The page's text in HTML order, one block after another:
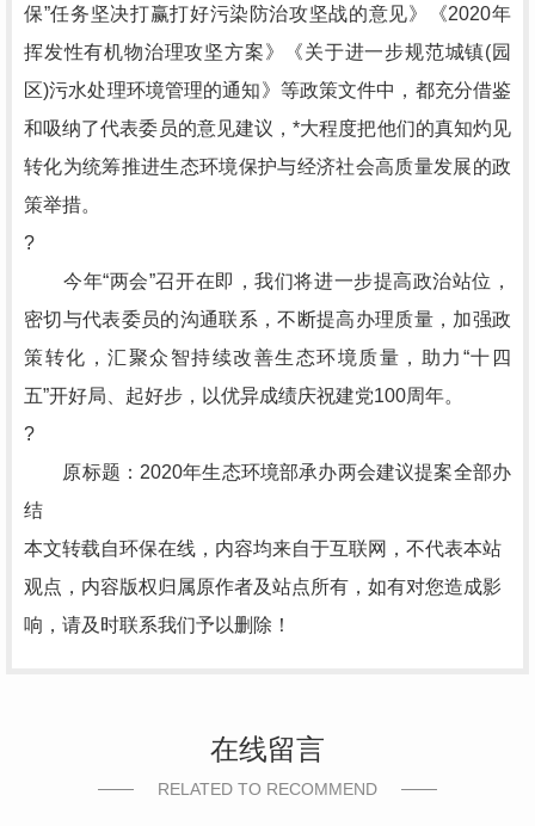
保”任务坚决打赢打好污染防治攻坚战的意见》《2020年
挥发性有机物治理攻坚方案》《关于进一步规范城镇(园
区)污水处理环境管理的通知》等政策文件中，都充分借鉴
和吸纳了代表委员的意见建议，*大程度把他们的真知灼见
转化为统筹推进生态环境保护与经济社会高质量发展的政
策举措。
?
今年“两会”召开在即，我们将进一步提高政治站位，
密切与代表委员的沟通联系，不断提高办理质量，加强政
策转化，汇聚众智持续改善生态环境质量，助力“十四
五”开好局、起好步，以优异成绩庆祝建党100周年。
?
原标题：2020年生态环境部承办两会建议提案全部办
结
本文转载自环保在线，内容均来自于互联网，不代表本站
观点，内容版权归属原作者及站点所有，如有对您造成影
响，请及时联系我们予以删除！
在线留言
RELATED TO RECOMMEND